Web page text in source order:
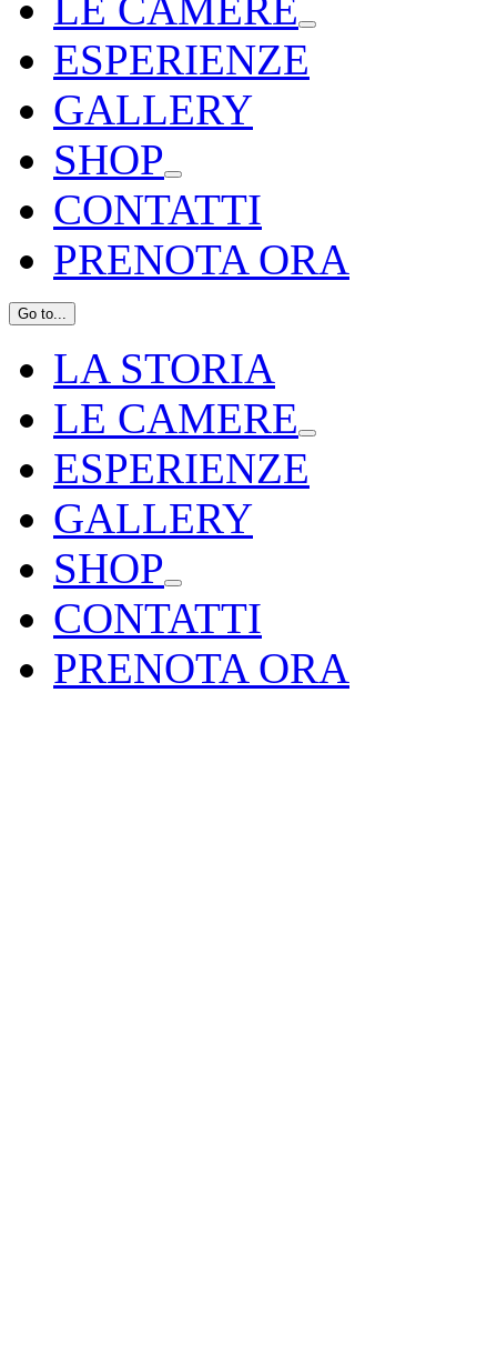
ESPERIENZE
GALLERY
SHOP
CONTATTI
PRENOTA ORA
Go to...
LA STORIA
LE CAMERE
ESPERIENZE
GALLERY
SHOP
CONTATTI
PRENOTA ORA